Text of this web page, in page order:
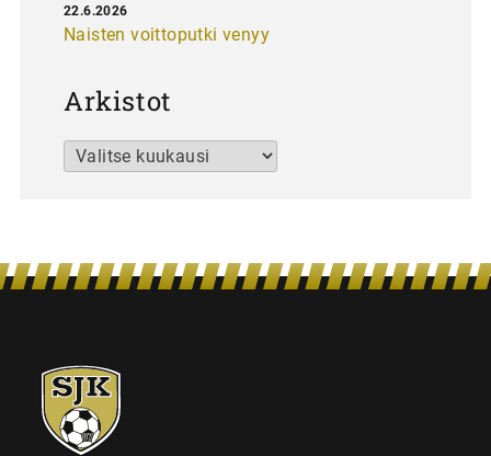
Naisten voittoputki venyy
22.6.2026
Arkistot
Arkistot
SJK-
juniorit